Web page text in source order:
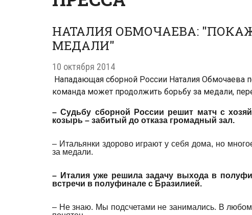
НАТАЛИЯ ОБМОЧАЕВА:
МЕДАЛИ"
10 октября 2014
Нападающая сборной России Наталия Обмочаева
команда может продолжить борьбу за медали,
– Судьбу сборной России решит матч с
козырь – забитый до отказа громадный зал.
– Итальянки здорово играют у себя дома, но
за медали.
– Италия уже решила задачу выхода в
встречи в полуфинале с Бразилией.
– Не знаю. Мы подсчетами не занимались. В любом